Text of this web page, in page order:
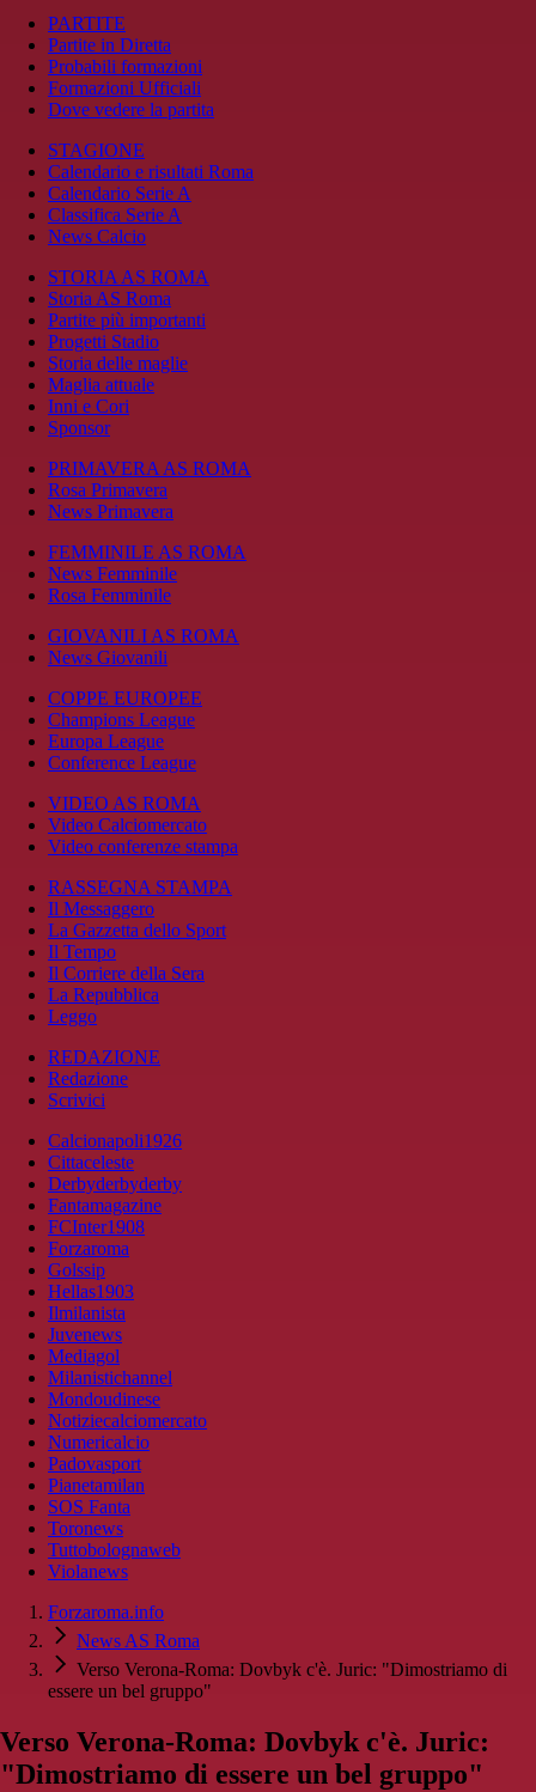
PARTITE
Partite in Diretta
Probabili formazioni
Formazioni Ufficiali
Dove vedere la partita
STAGIONE
Calendario e risultati Roma
Calendario Serie A
Classifica Serie A
News Calcio
STORIA AS ROMA
Storia AS Roma
Partite più importanti
Progetti Stadio
Storia delle maglie
Maglia attuale
Inni e Cori
Sponsor
PRIMAVERA AS ROMA
Rosa Primavera
News Primavera
FEMMINILE AS ROMA
News Femminile
Rosa Femminile
GIOVANILI AS ROMA
News Giovanili
COPPE EUROPEE
Champions League
Europa League
Conference League
VIDEO AS ROMA
Video Calciomercato
Video conferenze stampa
RASSEGNA STAMPA
Il Messaggero
La Gazzetta dello Sport
Il Tempo
Il Corriere della Sera
La Repubblica
Leggo
REDAZIONE
Redazione
Scrivici
Calcionapoli1926
Cittaceleste
Derbyderbyderby
Fantamagazine
FCInter1908
Forzaroma
Golssip
Hellas1903
Ilmilanista
Juvenews
Mediagol
Milanistichannel
Mondoudinese
Notiziecalciomercato
Numericalcio
Padovasport
Pianetamilan
SOS Fanta
Toronews
Tuttobolognaweb
Violanews
Forzaroma.info
News AS Roma
Verso Verona-Roma: Dovbyk c'è. Juric: "Dimostriamo di
essere un bel gruppo"
Verso Verona-Roma: Dovbyk c'è. Juric:
"Dimostriamo di essere un bel gruppo"